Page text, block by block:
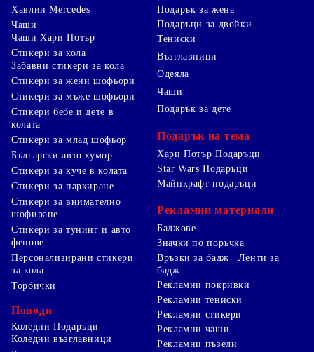
Хавлии Mercedes
Чаши
Чаши Хари Потър
Стикери за кола
Забавни стикери за кола
Стикери за жени шофьори
Стикери за мъже шофьори
Стикери бебе и дете в
колата
Стикери за млад шофьор
Български авто хумор
Стикери за куче в колата
Стикери за паркиране
Стикери за внимателно
шофиране
Стикери за тунинг и авто
фенове
Персонализирани стикери
за кола
Торбички
Поводи
Коледни Подаръци
Коледни възглавници
Подарък за жена
Подаръци за двойки
Тениски
Възглавници
Одеяла
Чаши
Подарък за дете
Подарък на тема
Хари Потър Подаръци
Star Wars Подаръци
Майнкрафт подаръци
Рекламни материали
Баджове
Значки по поръчка
Връзки за бадж | Ленти за
бадж
Рекламни покривки
Рекламни тениски
Рекламни стикери
Рекламни чаши
Рекламни пъзели